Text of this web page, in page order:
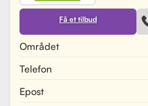
Trøndelag.
skolen hatt som
profesjonell og
trafikopplæring
kjøretimer
Få et tilbud
Området
Telefon
Epost